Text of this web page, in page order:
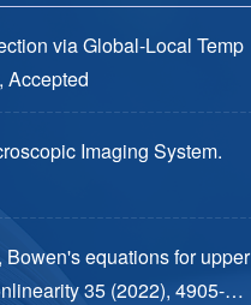
via Global-Local Temp
Accepted
Imaging System.
equations for upper
35 (2022), 4905-49